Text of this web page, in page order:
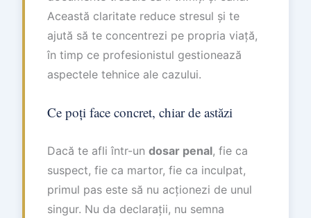
Această claritate reduce stresul și te
ajută să te concentrezi pe propria viață,
în timp ce profesionistul gestionează
aspectele tehnice ale cazului.
Ce poți face concret, chiar de astăzi
Dacă te afli într-un dosar penal, fie ca
suspect, fie ca martor, fie ca inculpat,
primul pas este să nu acționezi de unul
singur. Nu da declarații, nu semna